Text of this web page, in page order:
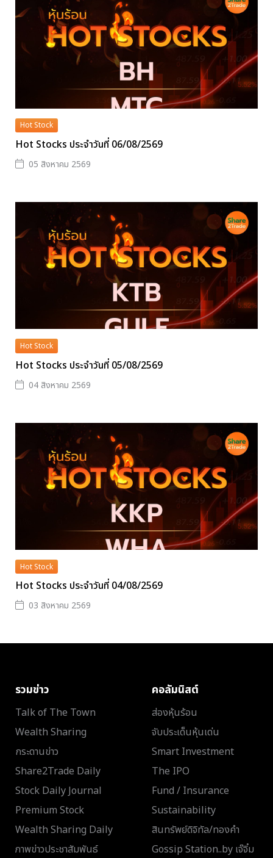
Hot Stock
Hot Stocks ประจำวันที่ 06/08/2569
05 สิงหาคม 2569
Hot Stock
Hot Stocks ประจำวันที่ 05/08/2569
04 สิงหาคม 2569
Hot Stock
Hot Stocks ประจำวันที่ 04/08/2569
03 สิงหาคม 2569
รวมข่าว
Talk of The Town
Wealth Sharing
กระดานข่าว
Share2Trade Daily
Stock Daily Journal
Premium Stock
Wealth Sharing Daily
ภาพข่าวประชาสัมพันธ์
คอลัมนิสต์
ส่องหุ้นร้อน
จับประเด็นหุ้นเด่น
Smart Investment
The IPO
Fund / Insurance
Sustainability
สินทรัพย์ดิจิทัล/ทองคำ
Gossip Station..by เจ๊จิ๋ม